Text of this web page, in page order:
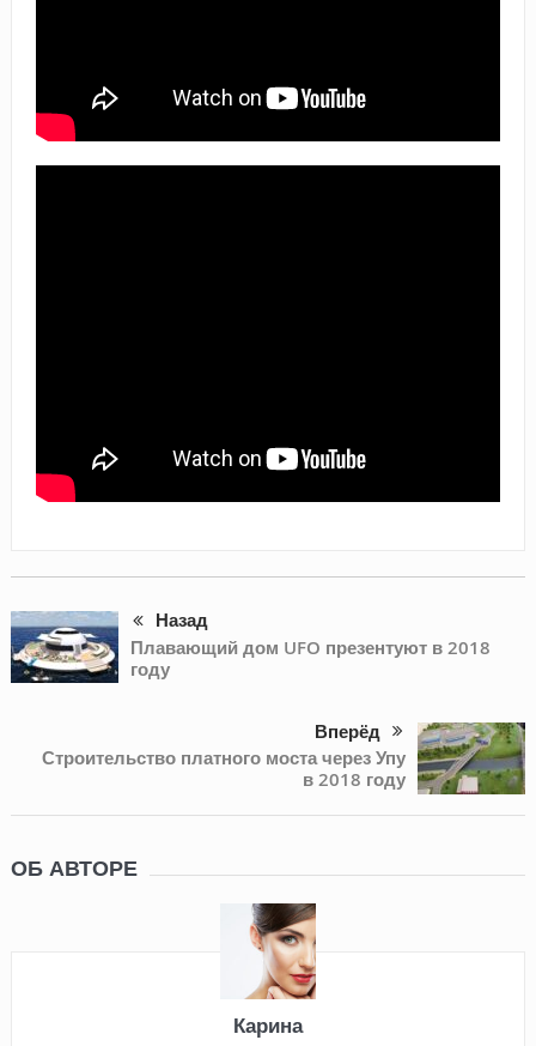
Назад
Плавающий дом UFO презентуют в 2018
году
Вперёд
Строительство платного моста через Упу
в 2018 году
ОБ АВТОРЕ
Карина